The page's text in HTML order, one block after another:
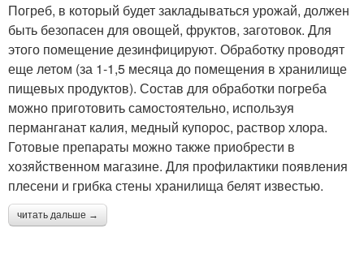
Погреб, в который будет закладываться урожай, должен
быть безопасен для овощей, фруктов, заготовок. Для
этого помещение дезинфицируют. Обработку проводят
еще летом (за 1-1,5 месяца до помещения в хранилище
пищевых продуктов). Состав для обработки погреба
можно приготовить самостоятельно, используя
перманганат калия, медный купорос, раствор хлора.
Готовые препараты можно также приобрести в
хозяйственном магазине. Для профилактики появления
плесени и грибка стены хранилища белят известью.
читать дальше →